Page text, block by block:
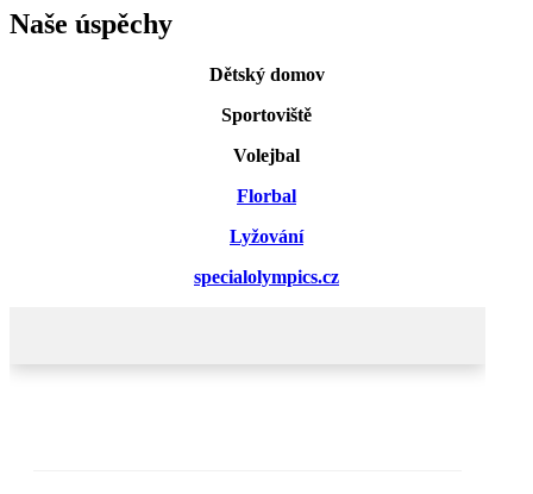
Naše úspěchy
Dětský domov
Sportoviště
Volejbal
Florbal
Lyžování
specialolympics.cz